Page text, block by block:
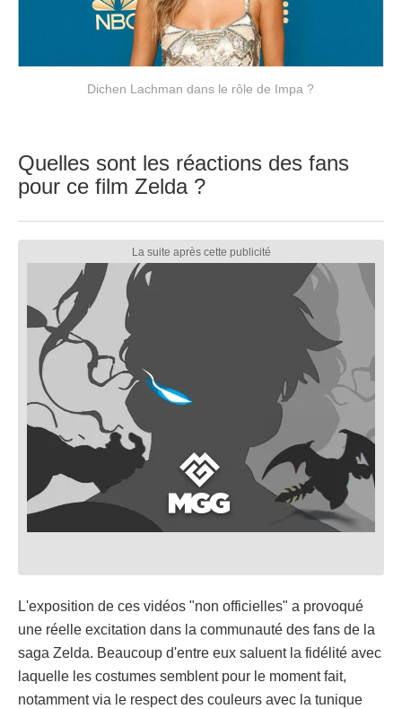
Dichen Lachman dans le rôle de Impa ?
Quelles sont les réactions des fans
pour ce film Zelda ?
L'exposition de ces vidéos "non officielles" a provoqué
une réelle excitation dans la communauté des fans de la
saga Zelda. Beaucoup d'entre eux saluent la fidélité avec
laquelle les costumes semblent pour le moment fait,
notamment via le respect des couleurs avec la tunique